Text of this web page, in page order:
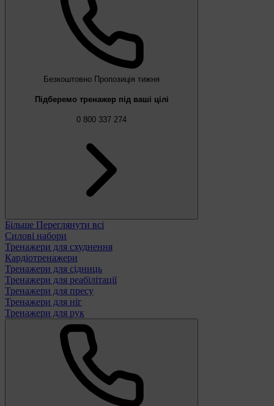
Безкоштовно Пропозиція тижня
Підберемо тренажер під ваші цілі
0 800 337 274
Більше Переглянути всі
Силові набори
Тренажери для схуднення
Кардіотренажери
Тренажери для сідниць
Тренажери для реабілітації
Тренажери для пресу
Тренажери для ніг
Тренажери для рук